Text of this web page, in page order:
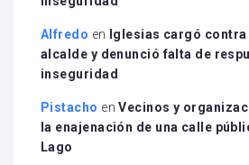
Alfredo en
Iglesias cargó contra
alcalde y denunció falta de
inseguridad
Pistacho enVecinos y
la enajenación de una calle
Lago